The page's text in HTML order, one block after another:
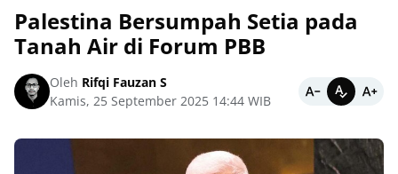
Palestina Bersumpah Setia pada
Tanah Air di Forum PBB
Oleh Rifqi Fauzan S
Kamis, 25 September 2025 14:44 WIB